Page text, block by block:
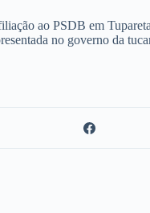
ao PSDB em
no governo da